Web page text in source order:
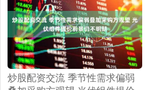
炒股配资交流 季节性需求偏弱